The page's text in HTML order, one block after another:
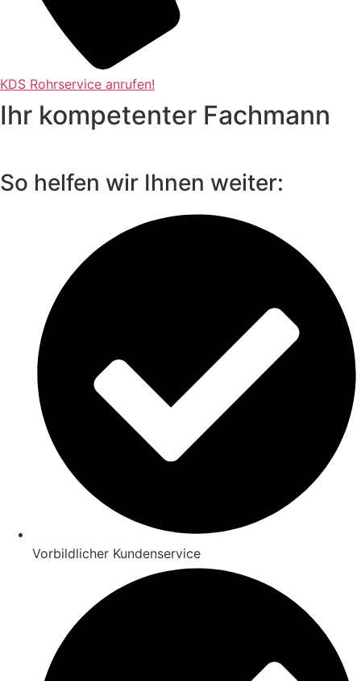
KDS Rohrservice anrufen!
Ihr kompetenter Fachmann
So helfen wir Ihnen weiter:
Vorbildlicher Kundenservice